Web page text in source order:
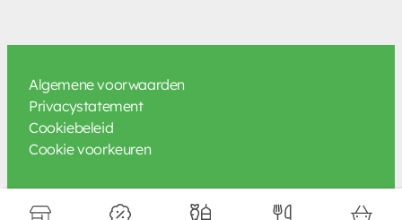
Algemene voorwaarden
Privacystatement
Cookiebeleid
Cookie voorkeuren